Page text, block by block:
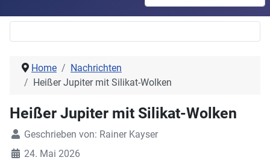
Home
Nachrichten
Heißer Jupiter mit Silikat-Wolken
Heißer Jupiter mit Silikat-Wolken
Geschrieben von: Rainer Kayser
24. Mai 2026